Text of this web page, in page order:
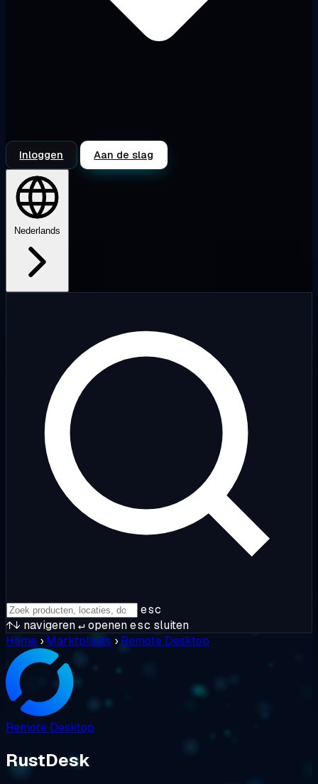
Inloggen Aan de slag
Nederlands
esc
↑↓ navigeren↵openenesc sluiten
Home › Marktplaats › Remote Desktop
Remote Desktop
RustDesk